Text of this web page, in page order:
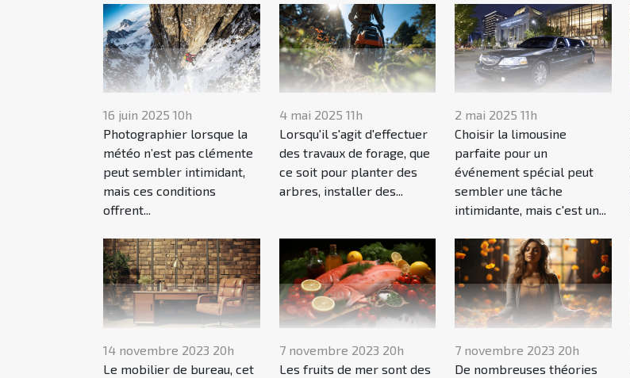
16 juin 2025 10h
Photographier lorsque la
météo n’est pas clémente
peut sembler intimidant,
mais ces conditions
offrent...
4 mai 2025 11h
Lorsqu'il s'agit d'effectuer
des travaux de forage, que
ce soit pour planter des
arbres, installer des...
2 mai 2025 11h
Choisir la limousine
parfaite pour un
événement spécial peut
sembler une tâche
intimidante, mais c'est un...
14 novembre 2023 20h
Le mobilier de bureau, cet
7 novembre 2023 20h
Les fruits de mer sont des
7 novembre 2023 20h
De nombreuses théories